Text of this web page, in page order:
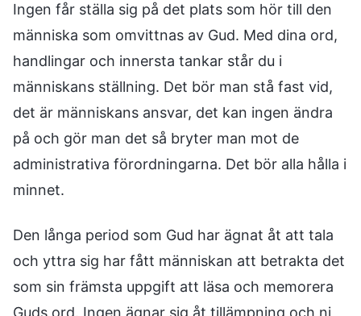
Ingen får ställa sig på det plats som hör till den
människa som omvittnas av Gud. Med dina ord,
handlingar och innersta tankar står du i
människans ställning. Det bör man stå fast vid,
det är människans ansvar, det kan ingen ändra
på och gör man det så bryter man mot de
administrativa förordningarna. Det bör alla hålla i
minnet.
Den långa period som Gud har ägnat åt att tala
och yttra sig har fått människan att betrakta det
som sin främsta uppgift att läsa och memorera
Guds ord. Ingen ägnar sig åt tillämpning och ni